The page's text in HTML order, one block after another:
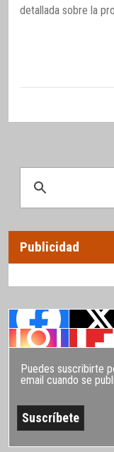
detallada sobre la
Publicidad
Puedes suscribirte
email cuando se